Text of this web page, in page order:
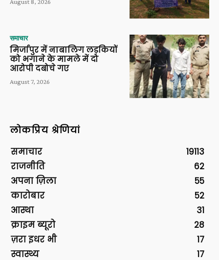
समाचार
मिर्जापुर में नाबालिग लड़कियों
को भगाने के मामले में दो
आरोपी दबोचे गए
August 7, 2026
लोकप्रिय श्रेणियां
समाचार
19113
राजनीति
62
अपना ज़िला
55
कारोबार
52
आस्था
31
क्राइम ब्यूरो
28
ज़रा इधर भी
17
स्वास्थ्य
17